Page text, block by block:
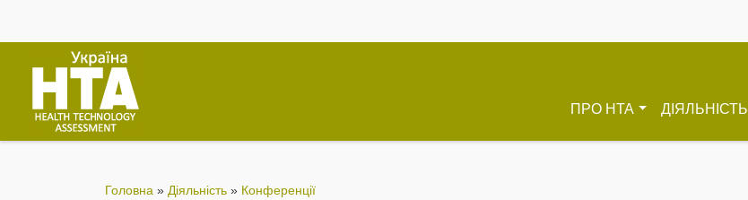
ПРО HTA ДІЯЛЬНІСТЬ
Головна » Діяльність » Конференції